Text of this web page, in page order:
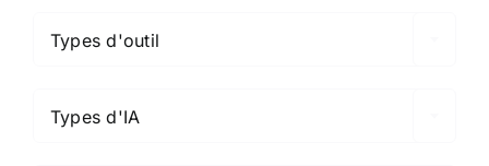
Types d'outil
Types d'IA